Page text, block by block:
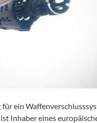
für ein
Inhaber eines